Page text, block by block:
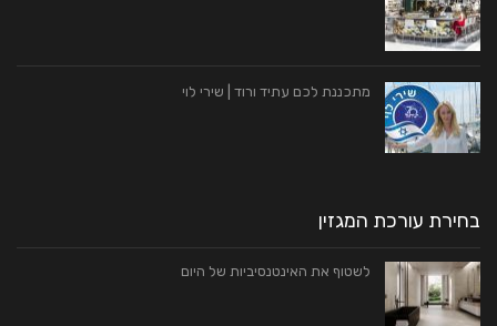
מתכננת לכם עתיד ורוד | שירי לוי
בחירת עורכת המגזין
לשטוף את האינטנסיביות של היום